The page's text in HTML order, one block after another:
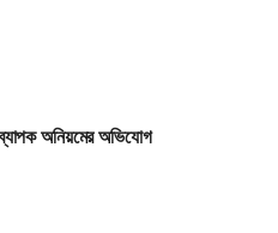
অনিয়মের অভিযোগ